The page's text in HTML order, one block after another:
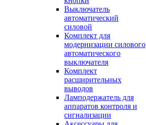
Выключатель
автоматический
силовой
Комплект для
модернизации силового
автоматического
выключателя
Комплект
расширительных
выводов
Ламподержатель для
аппаратов контроля и
сигнализации